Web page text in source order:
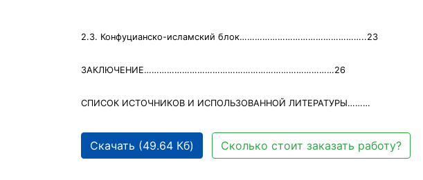
2.3. Конфуцианско-исламский блок…………………………………………..23
ЗАКЛЮЧЕНИЕ…………………………………………………………………26
СПИСОК ИСТОЧНИКОВ И ИСПОЛЬЗОВАННОЙ ЛИТЕРАТУРЫ………
Скачать (49.64 Кб) Сколько стоит заказать работу?